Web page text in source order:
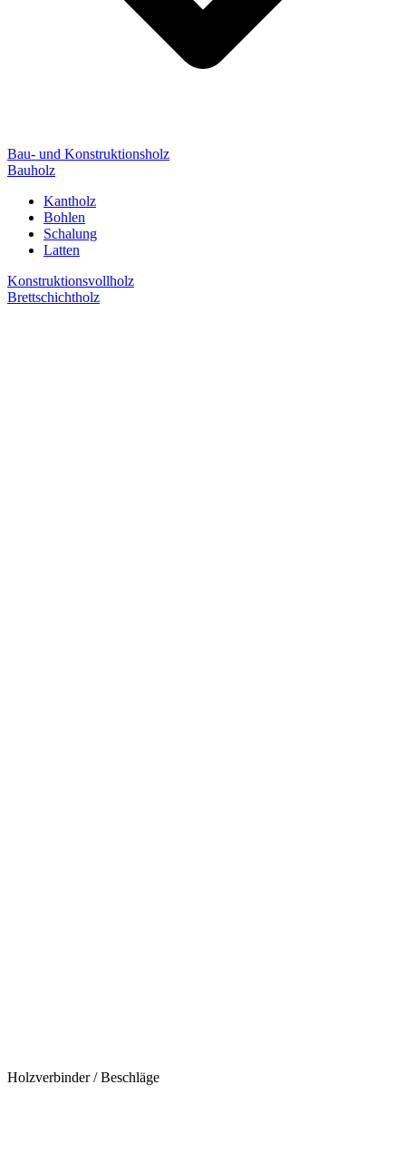
Bau- und Konstruktionsholz
Bauholz
Kantholz
Bohlen
Schalung
Latten
Konstruktionsvollholz
Brettschichtholz
Holzverbinder / Beschläge